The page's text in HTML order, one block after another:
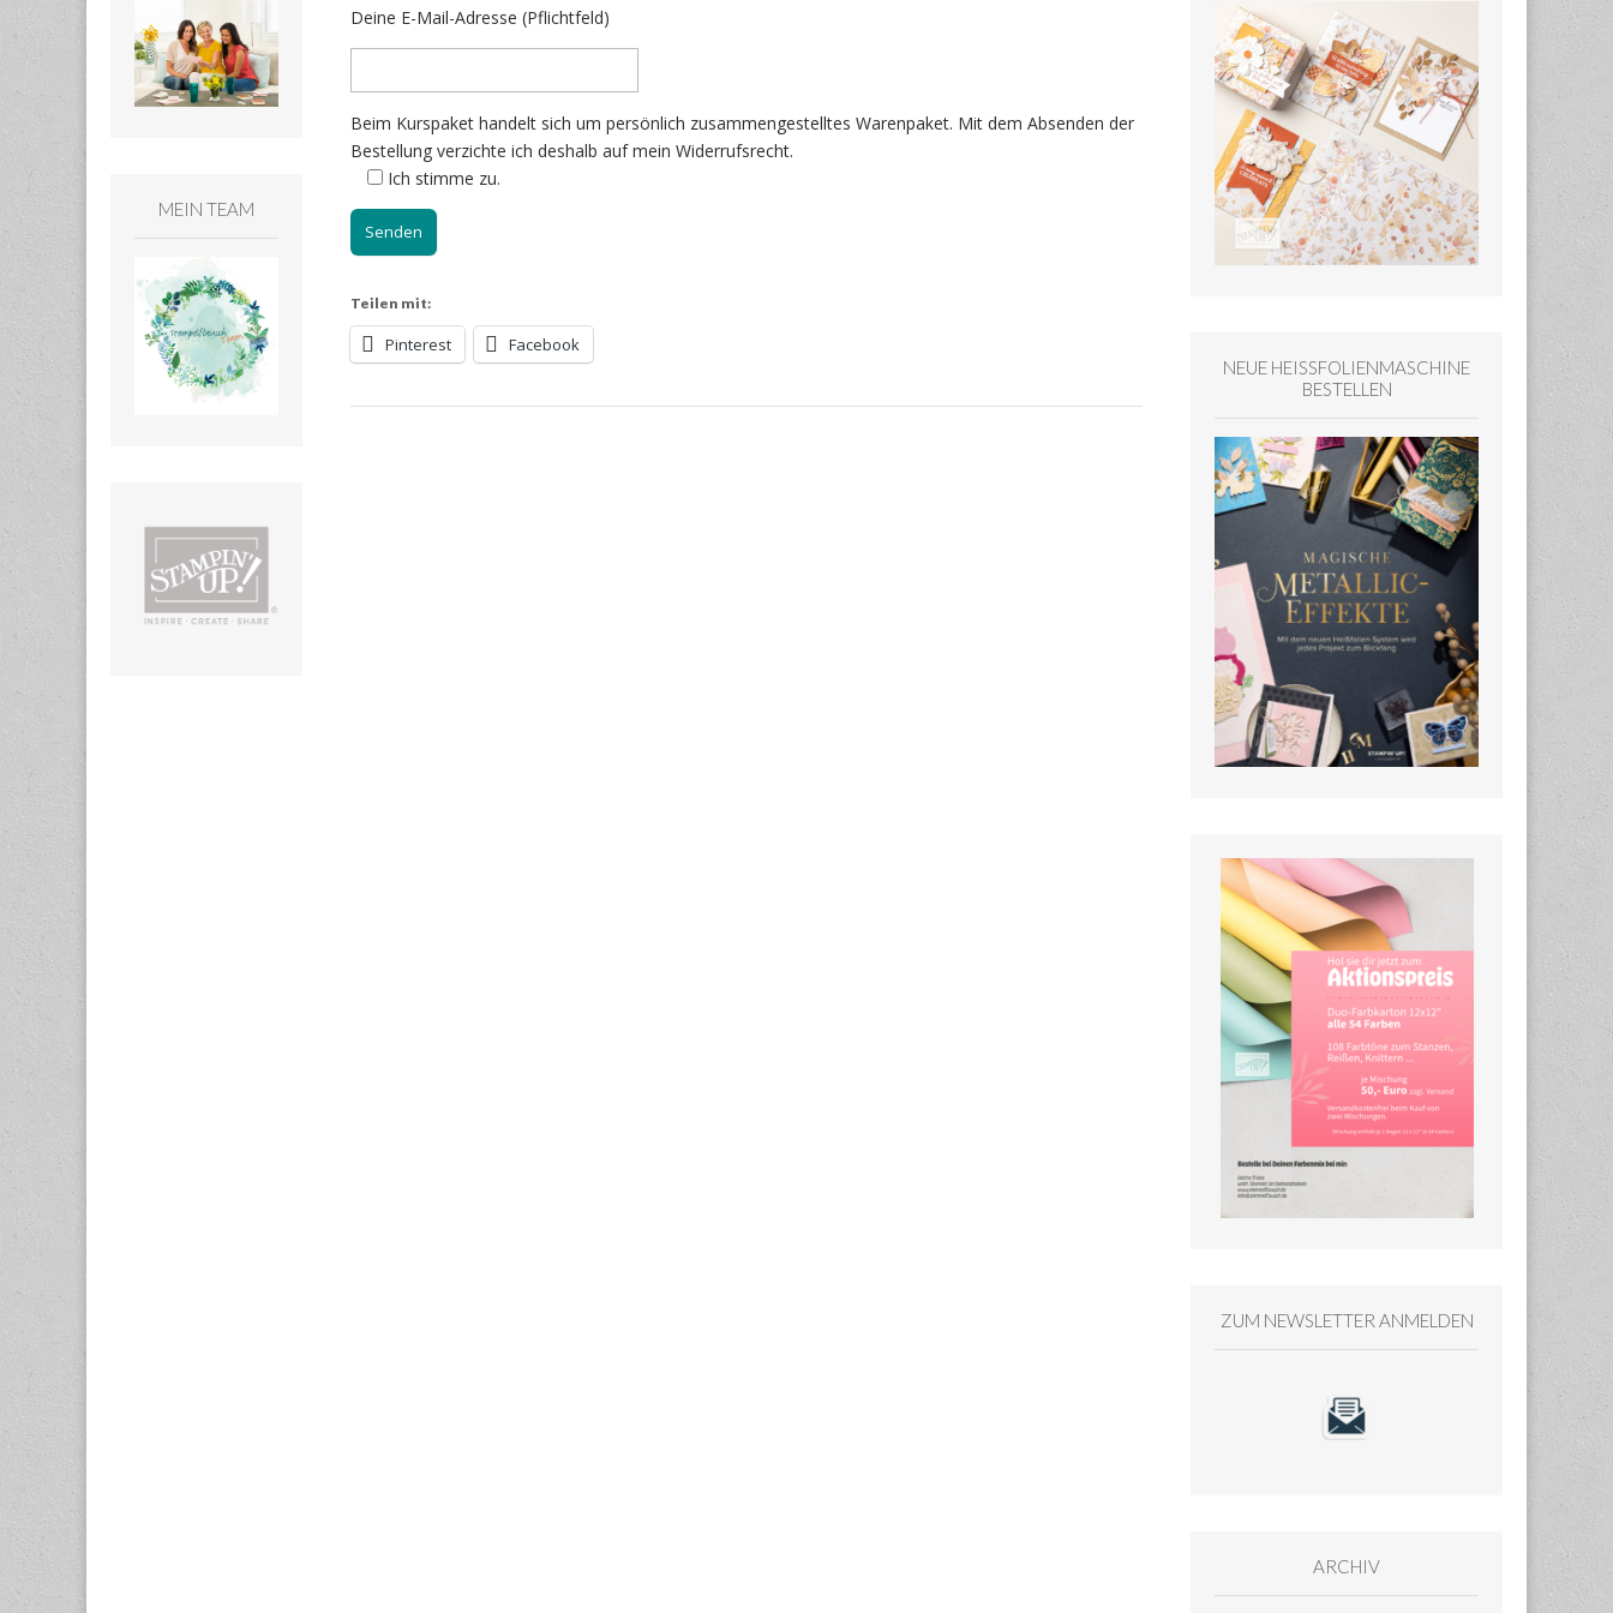
Deine E-Mail-Adresse (Pflichtfeld)
Beim Kurspaket handelt sich um persönlich zusammengestelltes Warenpaket. Mit dem Absenden der
Bestellung verzichte ich deshalb auf mein Widerrufsrecht.
Ich stimme zu.
Teilen mit:
Pinterest Facebook
MEIN TEAM
NEUE HEISSFOLIENMASCHINE
BESTELLEN
ZUM NEWSLETTER ANMELDEN
ARCHIV